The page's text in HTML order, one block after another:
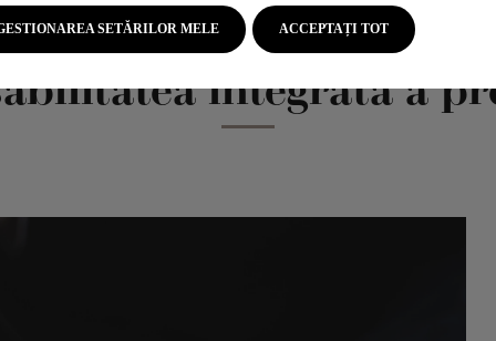
integrată a
GESTIONAREA SETĂRILOR MELE ACCEPTAȚI TOT